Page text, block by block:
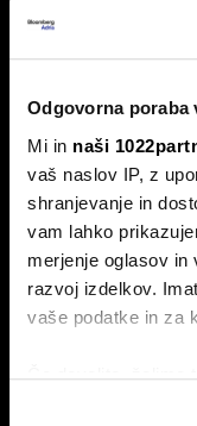
Odgovorna poraba
Mi in naši
vaš naslov IP, z
shranjevanje in
vam lahko
merjenje oglasov in
razvoj izdelkov.
vaše podatke in za
Če dovolite, želimo
Zbirati
Top 5 novic
Odpiranje
ZDA in
To so prve novice